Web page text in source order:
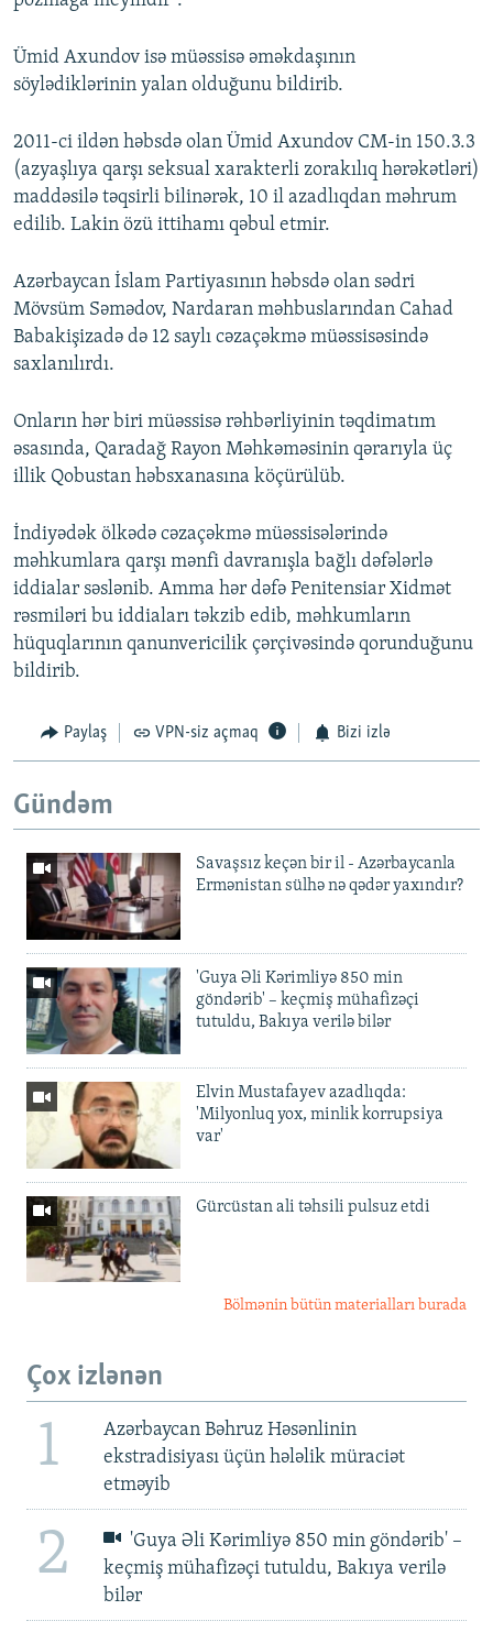
Ümid Axundov isə müəssisə əməkdaşının
söylədiklərinin yalan olduğunu bildirib.
2011-ci ildən həbsdə olan Ümid Axundov CM-in 150.3.3
(azyaşlıya qarşı seksual xarakterli zorakılıq hərəkətləri)
maddəsilə təqsirli bilinərək, 10 il azadlıqdan məhrum
edilib. Lakin özü ittihamı qəbul etmir.
Azərbaycan İslam Partiyasının həbsdə olan sədri
Mövsüm Səmədov, Nardaran məhbuslarından Cahad
Babakişizadə də 12 saylı cəzaçəkmə müəssisəsində
saxlanılırdı.
Onların hər biri müəssisə rəhbərliyinin təqdimatım
əsasında, Qaradağ Rayon Məhkəməsinin qərarıyla üç
illik Qobustan həbsxanasına köçürülüb.
İndiyədək ölkədə cəzaçəkmə müəssisələrində
məhkumlara qarşı mənfi davranışla bağlı dəfələrlə
iddialar səslənib. Amma hər dəfə Penitensiar Xidmət
rəsmiləri bu iddiaları təkzib edib, məhkumların
hüquqlarının qanunvericilik çərçivəsində qorunduğunu
bildirib.
Paylaş VPN-siz açmaq Bizi izlə
Gündəm
Savaşsız keçən bir il - Azərbaycanla
Ermənistan sülhə nə qədər yaxındır?
'Guya Əli Kərimliyə 850 min
göndərib' – keçmiş mühafizəçi
tutuldu, Bakıya verilə bilər
Elvin Mustafayev azadlıqda:
'Milyonluq yox, minlik korrupsiya
var'
Gürcüstan ali təhsili pulsuz etdi
Bölmənin bütün materialları burada
Çox izlənən
1
Azərbaycan Bəhruz Həsənlinin
ekstradisiyası üçün hələlik müraciət
etməyib
2
'Guya Əli Kərimliyə 850 min göndərib' –
keçmiş mühafizəçi tutuldu, Bakıya verilə
bilər